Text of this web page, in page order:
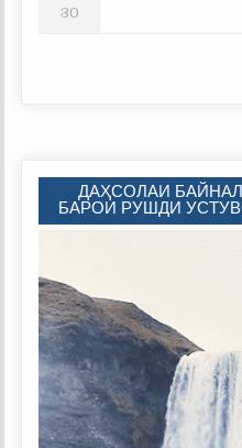
30
ДАҲСОЛАИ
БАРОИ РУШДИ